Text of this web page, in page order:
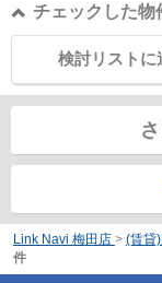
チェックした物
検討リストに
Link Navi 梅田店 > (賃貸
件